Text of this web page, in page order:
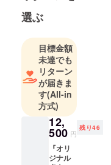
選ぶ
目標金額
未達でも
リターン
が届きま
す(All-in
方式)
12,
500 円
残り46
『オリ
ジナル